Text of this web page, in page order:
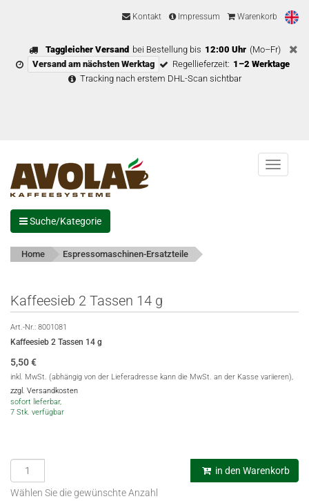
Kontakt Impressum Warenkorb
Taggleicher Versand bei Bestellung bis 12:00 Uhr (Mo–Fr)
Versand am nächsten Werktag
Regellieferzeit: 1–2 Werktage
Tracking nach erstem DHL-Scan sichtbar
Menu
Suche/Kategorie
Home Espressomaschinen-Ersatzteile
Kaffeesieb 2 Tassen 14 g
Art.-Nr.: 8001081
Kaffeesieb 2 Tassen 14 g
5,50€
inkl. MwSt. (abhängig von der Lieferadresse kann die MwSt. an der Kasse variieren),
zzgl. Versandkosten
sofort lieferbar,
7 Stk. verfügbar
in den Warenkorb
Wählen Sie die gewünschte Anzahl